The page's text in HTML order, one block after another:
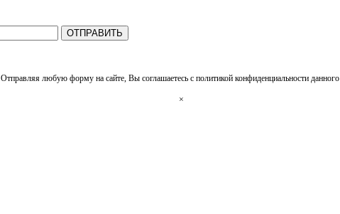
ОТПРАВИТЬ
Отправляя любую форму на сайте, Вы соглашаетесь с политикой конфиденциальности данного
×